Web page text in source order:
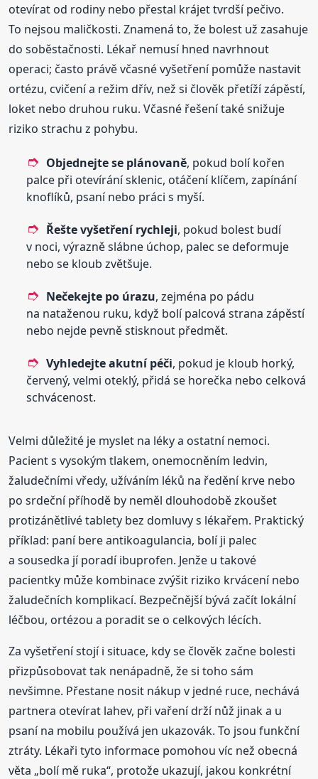
otevírat od rodiny nebo přestal krájet tvrdší pečivo.
To nejsou maličkosti. Znamená to, že bolest už zasahuje
do soběstačnosti. Lékař nemusí hned navrhnout
operaci; často právě včasné vyšetření pomůže nastavit
ortézu, cvičení a režim dřív, než si člověk přetíží zápěstí,
loket nebo druhou ruku. Včasné řešení také snižuje
riziko strachu z pohybu.
Objednejte se plánovaně, pokud bolí kořen
palce při otevírání sklenic, otáčení klíčem, zapínání
knoflíků, psaní nebo práci s myší.
Řešte vyšetření rychleji, pokud bolest budí
v noci, výrazně slábne úchop, palec se deformuje
nebo se kloub zvětšuje.
Nečekejte po úrazu, zejména po pádu
na nataženou ruku, když bolí palcová strana zápěstí
nebo nejde pevně stisknout předmět.
Vyhledejte akutní péči, pokud je kloub horký,
červený, velmi oteklý, přidá se horečka nebo celková
schvácenost.
Velmi důležité je myslet na léky a ostatní nemoci.
Pacient s vysokým tlakem, onemocněním ledvin,
žaludečními vředy, užíváním léků na ředění krve nebo
po srdeční příhodě by neměl dlouhodobě zkoušet
protizánětlivé tablety bez domluvy s lékařem. Praktický
příklad: paní bere antikoagulancia, bolí ji palec
a sousedka jí poradí ibuprofen. Jenže u takové
pacientky může kombinace zvýšit riziko krvácení nebo
žaludečních komplikací. Bezpečnější bývá začít lokální
léčbou, ortézou a poradit se o celkových lécích.
Za vyšetření stojí i situace, kdy se člověk začne bolesti
přizpůsobovat tak nenápadně, že si toho sám
nevšimne. Přestane nosit nákup v jedné ruce, nechává
partnera otevírat lahev, při vaření drží nůž jinak a u
psaní na mobilu používá jen ukazovák. To jsou funkční
ztráty. Lékaři tyto informace pomohou víc než obecná
věta „bolí mě ruka“, protože ukazují, jakou konkrétní